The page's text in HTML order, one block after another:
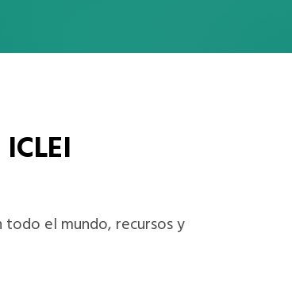
el mundo, recursos y